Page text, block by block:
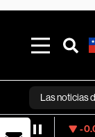
Las noticias
ETH/